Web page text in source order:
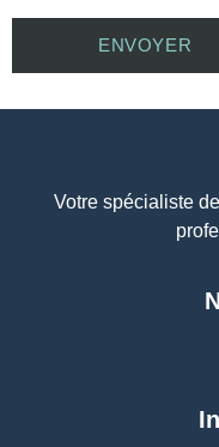
Votre spécialiste